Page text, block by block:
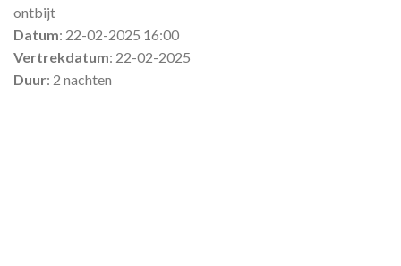
ontbijt
Datum: 22-02-2025 16:00
Vertrekdatum: 22-02-2025
Duur: 2 nachten